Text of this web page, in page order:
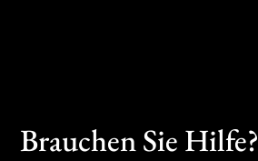
Brauchen Sie Hilfe?